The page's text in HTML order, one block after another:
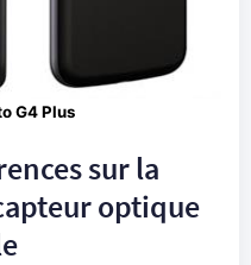
G4 Plus
sur la
optique